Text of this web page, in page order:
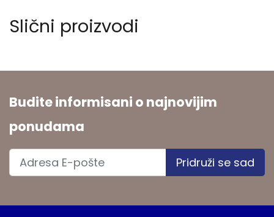
Slični proizvodi
Budite informisani o najnovijim
ponudama
Pridruži se sad